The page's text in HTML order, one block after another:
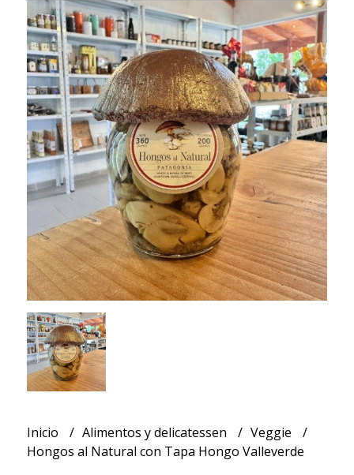
Inicio Alimentos y delicatessen
Veggie
Hongos al Natural con Tapa Hongo Valleverde